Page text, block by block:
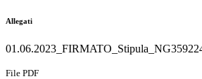
Allegati
File PDF